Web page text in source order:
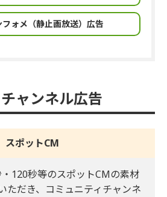
ォメ（静止画放送）広告
ャンネル広告
スポットCM
120秒等のスポットCMの素材
ただき、コミュニティチャンネ